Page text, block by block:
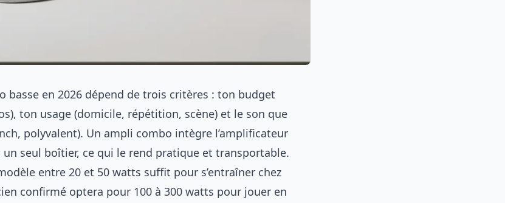
basse en 2026 dépend de trois critères : ton budget
ton usage (domicile, répétition, scène) et le son que
polyvalent). Un ampli combo intègre l’amplificateur
seul boîtier, ce qui le rend pratique et transportable.
entre 20 et 50 watts suffit pour s’entraîner chez
confirmé optera pour 100 à 300 watts pour jouer en